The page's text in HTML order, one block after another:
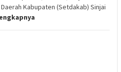
Kabupaten (Setdakab) Sinjai